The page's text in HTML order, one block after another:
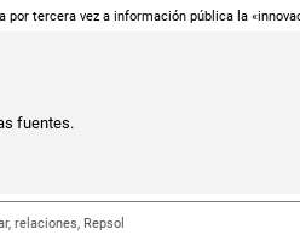
fuentes.
, relaciones, Repsol